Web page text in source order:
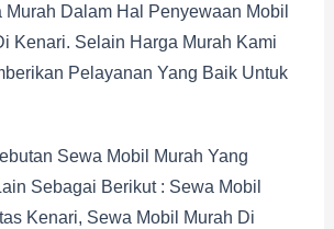
Murah Dalam Hal Penyewaan Mobil
Kenari. Selain Harga Murah Kami
Pelayanan Yang Baik Untuk
Sewa Mobil Murah Yang
Sebagai Berikut : Sewa Mobil
Kenari, Sewa Mobil Murah Di